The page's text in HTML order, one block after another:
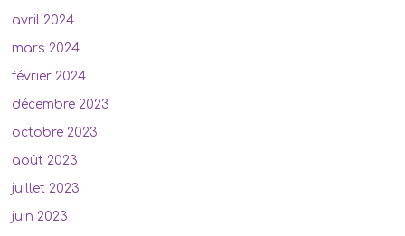
avril 2024
mars 2024
février 2024
décembre 2023
octobre 2023
août 2023
juillet 2023
juin 2023